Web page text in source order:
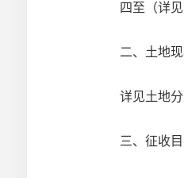
四至（详见
二、土地
详见土地
三、征收